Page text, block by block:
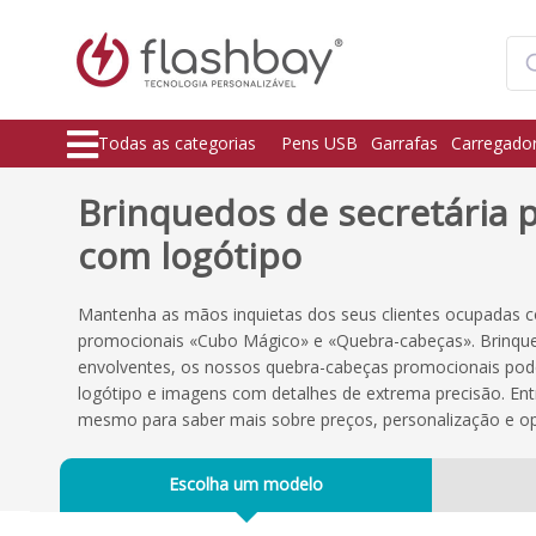
Todas as categorias Pens USB Garrafas
Brinquedos de secretária
com logótipo
Mantenha as mãos inquietas dos seus clientes ocupadas
promocionais «Cubo Mágico» e «Quebra-cabeças».
envolventes, os nossos quebra-cabeças promocionais
logótipo e imagens com detalhes de extrema precisão.
mesmo para saber mais sobre preços, personalização e
Escolha um modelo